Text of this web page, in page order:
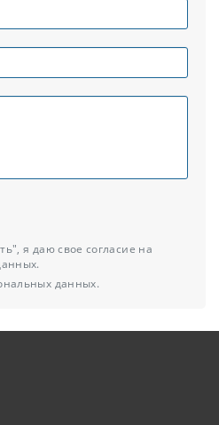
я даю свое согласие на
данных.